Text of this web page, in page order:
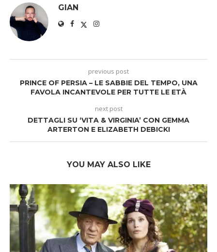
GIAN
previous post
PRINCE OF PERSIA – LE SABBIE DEL TEMPO, UNA
FAVOLA INCANTEVOLE PER TUTTE LE ETÀ
next post
DETTAGLI SU ‘VITA & VIRGINIA’ CON GEMMA
ARTERTON E ELIZABETH DEBICKI
YOU MAY ALSO LIKE